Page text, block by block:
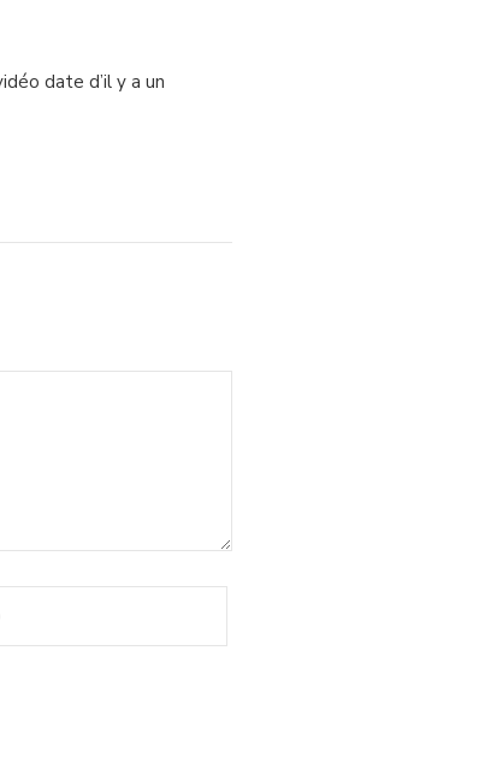
date d’il y a un